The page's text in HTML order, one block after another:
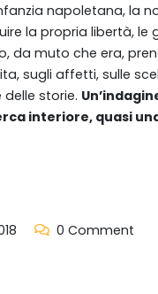
napoletana, la
la propria libertà,
da muto che era,
sugli affetti, sulle
delle storie.
interiore, quasi
0 Comment